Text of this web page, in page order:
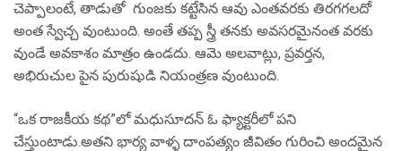
చెప్పాలంటే, తాడుతో గుంజకు కట్టేసిన ఆవు ఎంతవరకు తిరగగలదో
అంత స్వేచ్చ వుంటుంది. అంతే తప్ప స్త్రీ తనకు అవసరమైనంత వరకు
వుండే అవకాశం మాత్రం ఉండదు. ఆమె అలవాట్లు, ప్రవర్తన,
అభిరుచుల పైన పురుషుడి నియంత్రణ వుంటుంది.
“ఒక రాజకీయ కథ”లో మధుసూదన్ ఓ ఫ్యాక్టరీలో పని
చేస్తుంటాడు.అతని భార్య వాళ్ళ దాంపత్యం జీవితం గురించి అందమైన